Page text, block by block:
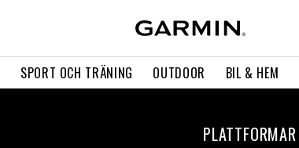
SPORT OCH TRÄNING OUTDOOR BIL & HEM
PLATTFORMAR